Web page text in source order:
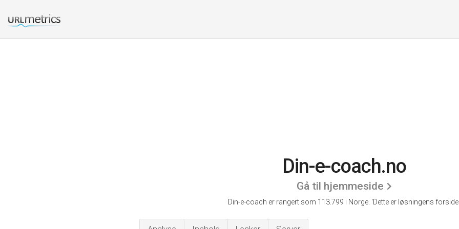
Din-e-coach.no
Gå til hjemmeside
Din-e-coach er rangert som 113.799 i Norge. 'Dette er løsningens